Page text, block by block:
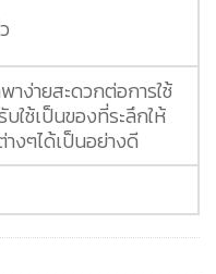
ง่ายสะดวกต่อการใช้
บใช้เป็นของที่ระลึกให้
งๆได้เป็นอย่างดี